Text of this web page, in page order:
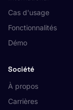
Cas d'usage
Fonctionnalités
Démo
Société
À propos
Carrières